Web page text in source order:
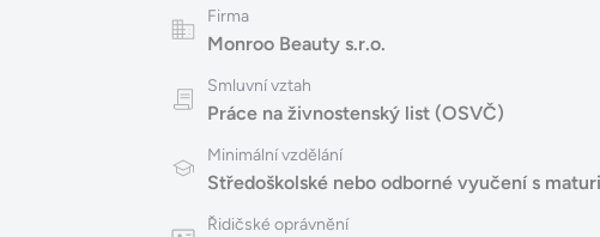
Firma
Monroo Beauty s.r.o.
Smluvní vztah
Práce na živnostenský list (OSVČ)
Minimální vzdělání
Středoškolské nebo odborné vyučení s
Řidičské oprávnění